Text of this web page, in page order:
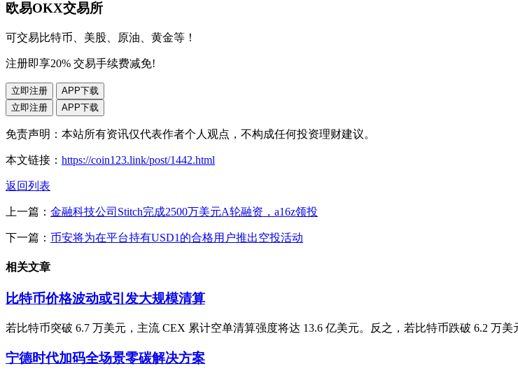
欧易OKX交易所
可交易比特币、美股、原油、黄金等！
注册即享20% 交易手续费减免!
立即注册
APP下载
立即注册
APP下载
免责声明：本站所有资讯仅代表作者个人观点，不构成任何投资理财建议。
本文链接： https://coin123.link/post/1442.html
返回列表
上一篇： 金融科技公司Stitch完成2500万美元A轮融资，a16z领投
下一篇： 币安将为在平台持有USD1的合格用户推出空投活动
相关文章
比特币价格波动或引发大规模清算
若比特币突破 6.7 万美元，主流 CEX 累计空单清算强度将达 13.6 亿美元。反之，若比特币跌破 6.2 万
宁德时代加码全场景零碳解决方案